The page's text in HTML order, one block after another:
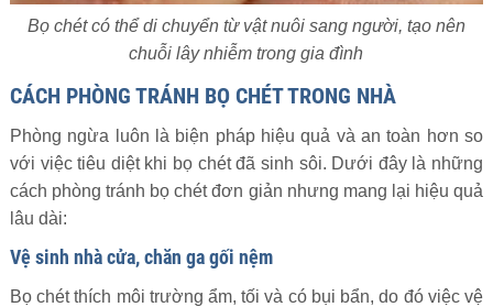
Bọ chét có thể di chuyển từ vật nuôi sang người, tạo nên
chuỗi lây nhiễm trong gia đình
CÁCH PHÒNG TRÁNH BỌ CHÉT TRONG NHÀ
Phòng ngừa luôn là biện pháp hiệu quả và an toàn hơn so
với việc tiêu diệt khi bọ chét đã sinh sôi. Dưới đây là những
cách phòng tránh bọ chét đơn giản nhưng mang lại hiệu quả
lâu dài:
Vệ sinh nhà cửa, chăn ga gối nệm
Bọ chét thích môi trường ẩm, tối và có bụi bẩn, do đó việc vệ